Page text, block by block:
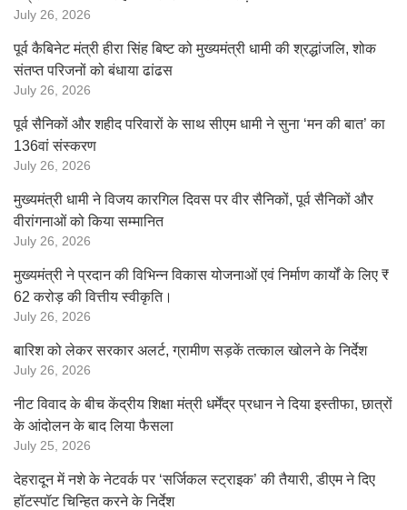
July 26, 2026
पूर्व कैबिनेट मंत्री हीरा सिंह बिष्ट को मुख्यमंत्री धामी की श्रद्धांजलि, शोक
संतप्त परिजनों को बंधाया ढांढस
July 26, 2026
पूर्व सैनिकों और शहीद परिवारों के साथ सीएम धामी ने सुना ‘मन की बात’ का
136वां संस्करण
July 26, 2026
मुख्यमंत्री धामी ने विजय कारगिल दिवस पर वीर सैनिकों, पूर्व सैनिकों और
वीरांगनाओं को किया सम्मानित
July 26, 2026
मुख्यमंत्री ने प्रदान की विभिन्न विकास योजनाओं एवं निर्माण कार्यों के लिए ₹
62 करोड़ की वित्तीय स्वीकृति।
July 26, 2026
बारिश को लेकर सरकार अलर्ट, ग्रामीण सड़कें तत्काल खोलने के निर्देश
July 26, 2026
नीट विवाद के बीच केंद्रीय शिक्षा मंत्री धर्मेंद्र प्रधान ने दिया इस्तीफा, छात्रों
के आंदोलन के बाद लिया फैसला
July 25, 2026
देहरादून में नशे के नेटवर्क पर ‘सर्जिकल स्ट्राइक’ की तैयारी, डीएम ने दिए
हॉटस्पॉट चिन्हित करने के निर्देश